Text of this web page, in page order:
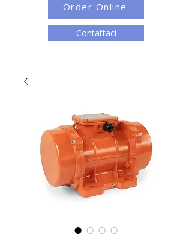
Contattaci
Order Online